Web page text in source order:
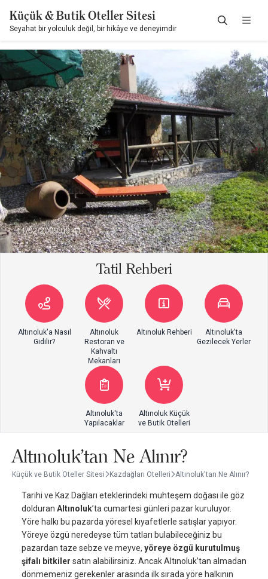
Küçük & Butik Oteller Sitesi
Seyahat bir yolculuk değil, bir hikâye ve deneyimdir
Tatil Rehberi
Altınoluk'a Nasıl
Gidilir?
Altınoluk
Restoran ve
Kahvaltı
Mekanları
Altınoluk Rehberi
Altınoluk'ta
Gezilecek Yerler
Altınoluk'ta
Yapılacaklar
Altınoluk Küçük
ve Butik Otelleri
Altınoluk'tan Ne Alınır?
Küçük ve Butik Oteller Sitesi Kazdağları Otelleri Altınoluk'tan Ne Alınır?
Tarihi ve Kaz Dağları eteklerindeki muhteşem doğası ile göz
dolduran Altınoluk’ta cumartesi günleri pazar kuruluyor.
Yöre halkı bu pazarda yöresel kıyafetlerle satışlar yapıyor.
Yöreye özgü neredeyse tüm tatları bulabileceğiniz bu
pazardan taze sebze ve meyve, yöreye özgü kurutulmuş
şifalı bitkiler satın alabilirsiniz. Ancak Altınoluk’tan almadan
dönmemeniz gerekenler arasında ilk sırada yöre halkının